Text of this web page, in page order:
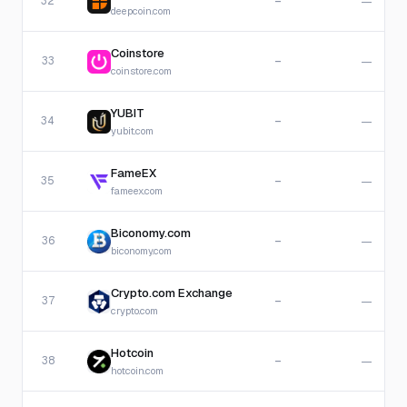
deepcoin.com
33 Coinstore
coinstore.com
— —
34 YUBIT
yubit.com
— —
35 FameEX
fameex.com
— —
36 Biconomy.com
biconomy.com
— —
37 Crypto.com Exchange
crypto.com
— —
38 Hotcoin
hotcoin.com
— —